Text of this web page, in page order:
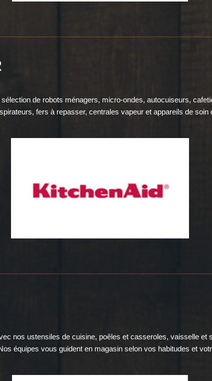
de robots ménagers, micro-ondes, autocuiseurs,
fers à repasser, centrales vapeur et appareils de soin
nos ustensiles de cuisine, poêles et casseroles, vaisselle et
équipes vous guident en magasin selon vos habitudes et